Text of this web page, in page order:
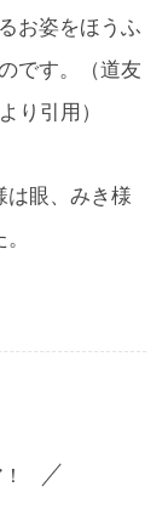
お姿をほうふ
です。（道友
り引用）
眼、みき様